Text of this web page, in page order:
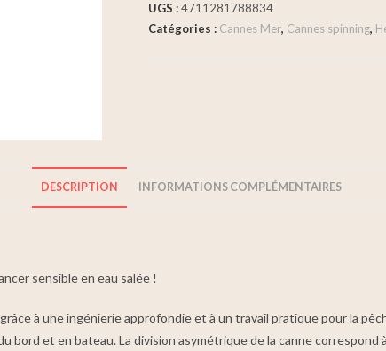
UGS :4711281788834
Catégories : Cannes Mer, Cannes spinning,
DESCRIPTION INFORMATIONS COMPLÉMENTAIRES
sensible en eau salée !
à une ingénierie approfondie et à un travail pratique pour la
bord et en bateau. La division asymétrique de la canne